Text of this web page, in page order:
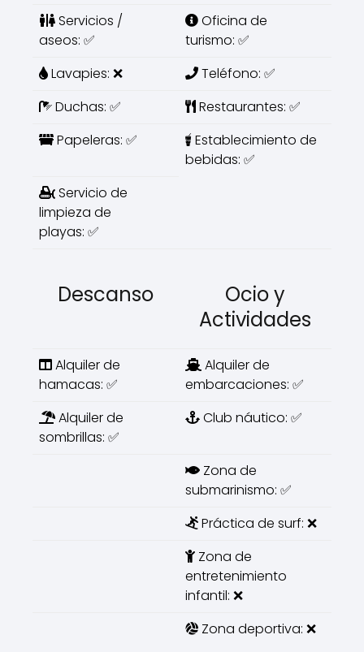
Servicios /
aseos: ✅
Oficina de
turismo: ✅
Lavapies: ❌
Teléfono: ✅
Duchas: ✅
Restaurantes: ✅
Papeleras: ✅
Establecimiento de
bebidas: ✅
Servicio de
limpieza de
playas: ✅
Descanso
Ocio y
Actividades
Alquiler de
hamacas: ✅
Alquiler de
embarcaciones: ✅
Alquiler de
sombrillas: ✅
Club náutico: ✅
Zona de
submarinismo: ✅
Práctica de surf: ❌
Zona de
entretenimiento
infantil: ❌
Zona deportiva: ❌